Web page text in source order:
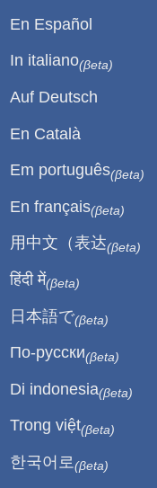
En Español
In italiano(βeta)
Auf Deutsch
En Català
Em português(βeta)
En français(βeta)
用中文（表达(βeta)
हिंदी में(βeta)
日本語で(βeta)
По-русски(βeta)
Di indonesia(βeta)
Trong việt(βeta)
한국어로 (βeta)